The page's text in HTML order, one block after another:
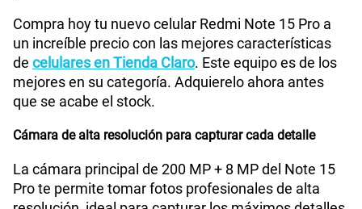
Bluetooth
Cámara de fotos Principal 200Mpx+8 Mpx
Cámara de fotos Frontal 20Mpx
Radio FM No
Compra hoy tu nuevo celular Redmi Note 15 Pro a
un increíble precio con las mejores características
de celulares en Tienda Claro. Este equipo es de los
mejores en su categoría. Adquierelo ahora antes
que se acabe el stock.
Cámara de alta resolución para capturar cada detalle
La cámara principal de 200 MP + 8 MP del Note 15
Pro te permite tomar fotos profesionales de alta